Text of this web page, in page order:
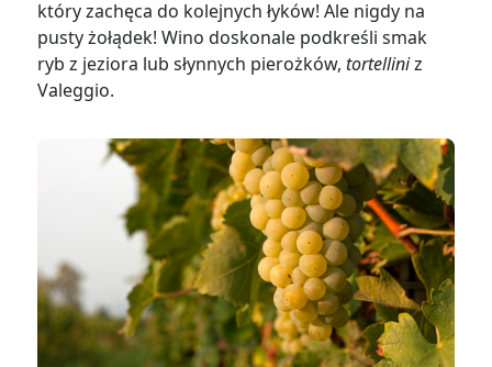
który zachęca do kolejnych łyków! Ale nigdy na
pusty żołądek! Wino doskonale podkreśli smak
ryb z jeziora lub słynnych pierożków,tortelliniz
Valeggio.